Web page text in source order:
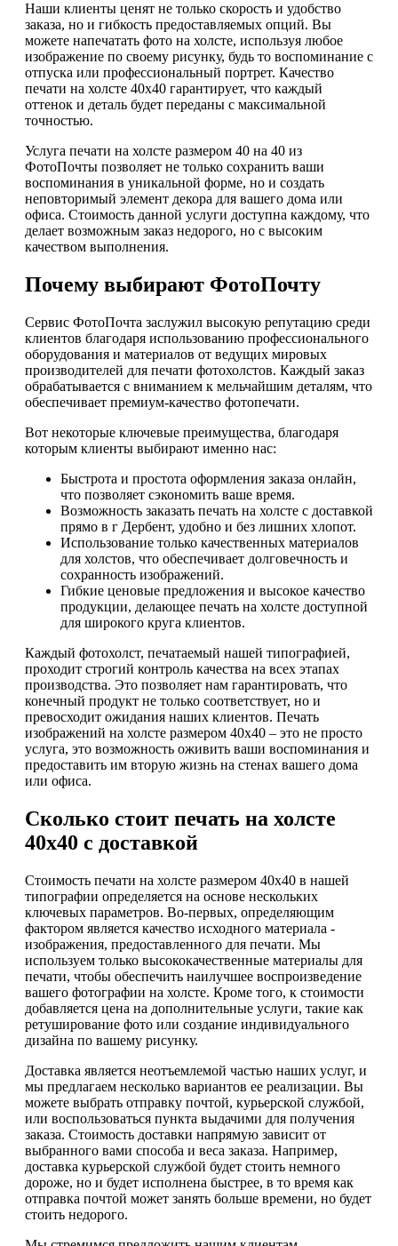
Наши клиенты ценят не только скорость и удобство
заказа, но и гибкость предоставляемых опций. Вы
можете напечатать фото на холсте, используя любое
изображение по своему рисунку, будь то воспоминание с
отпуска или профессиональный портрет. Качество
печати на холсте 40х40 гарантирует, что каждый
оттенок и деталь будет переданы с максимальной
точностью.
Услуга печати на холсте размером 40 на 40 из
ФотоПочты позволяет не только сохранить ваши
воспоминания в уникальной форме, но и создать
неповторимый элемент декора для вашего дома или
офиса. Стоимость данной услуги доступна каждому, что
делает возможным заказ недорого, но с высоким
качеством выполнения.
Почему выбирают ФотоПочту
Сервис ФотоПочта заслужил высокую репутацию среди
клиентов благодаря использованию профессионального
оборудования и материалов от ведущих мировых
производителей для печати фотохолстов. Каждый заказ
обрабатывается с вниманием к мельчайшим деталям, что
обеспечивает премиум-качество фотопечати.
Вот некоторые ключевые преимущества, благодаря
которым клиенты выбирают именно нас:
Быстрота и простота оформления заказа онлайн,
что позволяет сэкономить ваше время.
Возможность заказать печать на холсте с доставкой
прямо в г Дербент, удобно и без лишних хлопот.
Использование только качественных материалов
для холстов, что обеспечивает долговечность и
сохранность изображений.
Гибкие ценовые предложения и высокое качество
продукции, делающее печать на холсте доступной
для широкого круга клиентов.
Каждый фотохолст, печатаемый нашей типографией,
проходит строгий контроль качества на всех этапах
производства. Это позволяет нам гарантировать, что
конечный продукт не только соответствует, но и
превосходит ожидания наших клиентов. Печать
изображений на холсте размером 40х40 – это не просто
услуга, это возможность оживить ваши воспоминания и
предоставить им вторую жизнь на стенах вашего дома
или офиса.
Сколько стоит печать на холсте
40х40 с доставкой
Стоимость печати на холсте размером 40х40 в нашей
типографии определяется на основе нескольких
ключевых параметров. Во-первых, определяющим
фактором является качество исходного материала -
изображения, предоставленного для печати. Мы
используем только высококачественные материалы для
печати, чтобы обеспечить наилучшее воспроизведение
вашего фотографии на холсте. Кроме того, к стоимости
добавляется цена на дополнительные услуги, такие как
ретуширование фото или создание индивидуального
дизайна по вашему рисунку.
Доставка является неотъемлемой частью наших услуг, и
мы предлагаем несколько вариантов ее реализации. Вы
можете выбрать отправку почтой, курьерской службой,
или воспользоваться пункта выдачими для получения
заказа. Стоимость доставки напрямую зависит от
выбранного вами способа и веса заказа. Например,
доставка курьерской службой будет стоить немного
дороже, но и будет исполнена быстрее, в то время как
отправка почтой может занять больше времени, но будет
стоить недорого.